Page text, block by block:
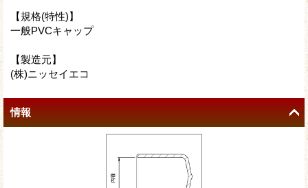
【規格(特性)】
一般PVCキャップ
【製造元】
(株)ニッセイエコ
情報